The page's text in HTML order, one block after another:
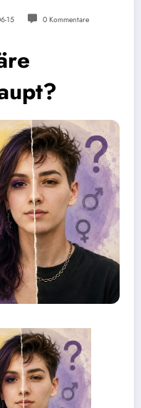
15 0 Kommentare